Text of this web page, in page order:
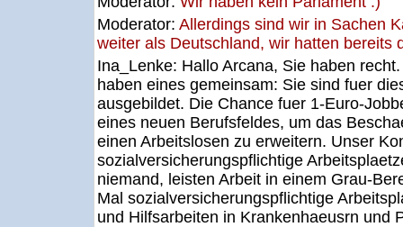
Moderator: Allerdings sind wir in Sachen
weiter als Deutschland, wir hatten bereits
Ina_Lenke: Hallo Arcana, Sie haben
haben eines gemeinsam: Sie sind fuer
ausgebildet. Die Chance fuer 1-Euro-
eines neuen Berufsfeldes, um das
einen Arbeitslosen zu erweitern. Unser
sozialversicherungspflichtige
niemand, leisten Arbeit in einem Grau-
Mal sozialversicherungspflichtige
und Hilfsarbeiten in Krankenhaeusrn und